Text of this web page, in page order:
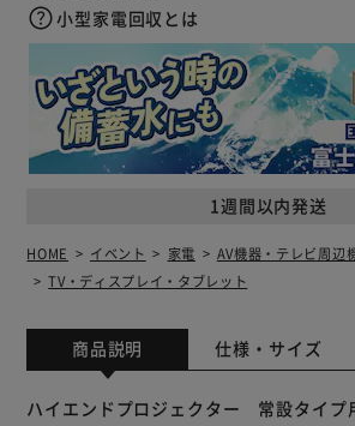
1週間以内発送
小型家電回収とは
HOME イベント 家電
AV機器・テレビ周辺
TV・ディスプレイ・タブレット
商品説明 仕様・サイズ
ハイエンドプロジェクター 常設タイプ